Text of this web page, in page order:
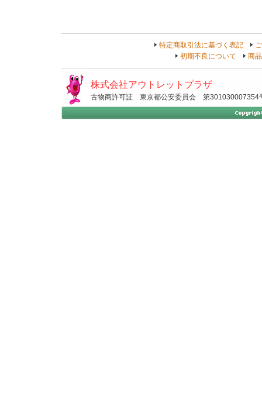
特定商取引法に基づく表記
初期不良について
商
株式会社アウトレットプラザ
古物商許可証 東京都公安委員会 第301030007354